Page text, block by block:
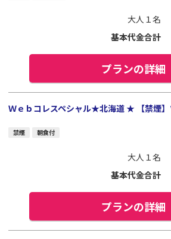
大人１名
基本代金合計
プランの詳細
Ｗｅｂコレスペシャル★北海道 ★ 【禁煙
禁煙 朝食付
大人１名
基本代金合計
プランの詳細